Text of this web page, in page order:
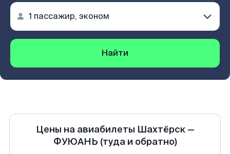
Найти
Цены на авиабилеты Шахтёрск—
ФУЮАНЬ (туда и обратно)